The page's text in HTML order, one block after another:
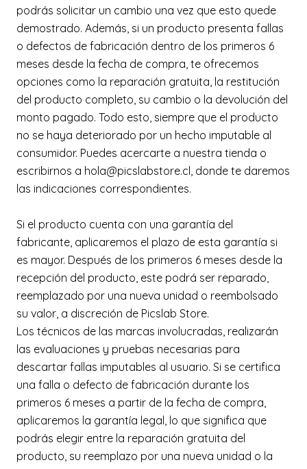
podrás solicitar un cambio una vez que esto quede
demostrado. Además, si un producto presenta fallas
o defectos de fabricación dentro de los primeros 6
meses desde la fecha de compra, te ofrecemos
opciones como la reparación gratuita, la restitución
del producto completo, su cambio o la devolución del
monto pagado. Todo esto, siempre que el producto
no se haya deteriorado por un hecho imputable al
consumidor. Puedes acercarte a nuestra tienda o
escribirnos a hola@picslabstore.cl, donde te daremos
las indicaciones correspondientes.
Si el producto cuenta con una garantía del
fabricante, aplicaremos el plazo de esta garantía si
es mayor. Después de los primeros 6 meses desde la
recepción del producto, este podrá ser reparado,
reemplazado por una nueva unidad o reembolsado
su valor, a discreción de Picslab Store.
Los técnicos de las marcas involucradas, realizarán
las evaluaciones y pruebas necesarias para
descartar fallas imputables al usuario. Si se certifica
una falla o defecto de fabricación durante los
primeros 6 meses a partir de la fecha de compra,
aplicaremos la garantía legal, lo que significa que
podrás elegir entre la reparación gratuita del
producto, su reemplazo por una nueva unidad o la